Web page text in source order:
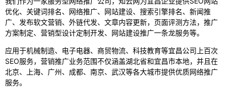
优化、关键词排名、网络推广、网站建设、搜索引擎排名、新闻推
广、发布软文营销、外链代发、文章内容更新，页面评测方法，推广
方案制定、营销型设计定制开发、网站建设推广一条龙服务等。
应用于机械制造、电子电器、商贸物流、科技教育等宜昌公司上百次
SEO服务，营销推广业务范围不仅涵盖湖北省和宜昌市本地，并且在
北京、上海、广州、成都、南京、武汉等各大城市提供优质网络推广
服务。